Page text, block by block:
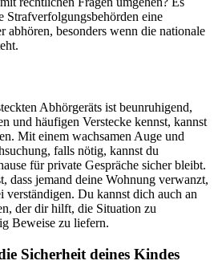
Strafverfolgungsbehörden eine
abhören, besonders wenn die nationale
Abhörgeräts ist beunruhigend,
und häufigen Verstecke kennst, kannst
Mit einem wachsamen Auge und
falls nötig, kannst du
für private Gespräche sicher bleibt.
dass jemand deine Wohnung verwanzt,
verständigen. Du kannst dich auch an
der dir hilft, die Situation zu
Beweise zu liefern.
Sicherheit deines Kindes